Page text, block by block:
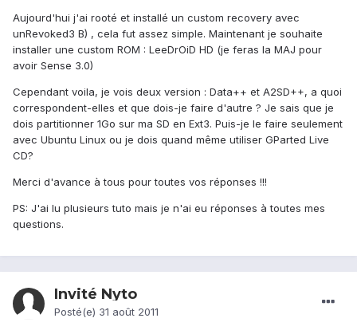
Aujourd'hui j'ai rooté et installé un custom recovery avec
unRevoked3 B) , cela fut assez simple. Maintenant je souhaite
installer une custom ROM : LeeDrOiD HD (je feras la MAJ pour
avoir Sense 3.0)
Cependant voila, je vois deux version : Data++ et A2SD++, a quoi
correspondent-elles et que dois-je faire d'autre ? Je sais que je
dois partitionner 1Go sur ma SD en Ext3. Puis-je le faire seulement
avec Ubuntu Linux ou je dois quand même utiliser GParted Live
CD?
Merci d'avance à tous pour toutes vos réponses !!!
PS: J'ai lu plusieurs tuto mais je n'ai eu réponses à toutes mes
questions.
Invité Nyto
Posté(e) 31 août 2011